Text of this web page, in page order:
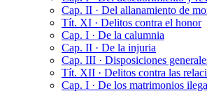
Cap. II · Del allanamiento de
Tít. XI · Delitos contra el honor
Cap. I · De la calumnia
Cap. II · De la injuria
Cap. III · Disposiciones
Tít. XII · Delitos contra las
Cap. I · De los matrimonios